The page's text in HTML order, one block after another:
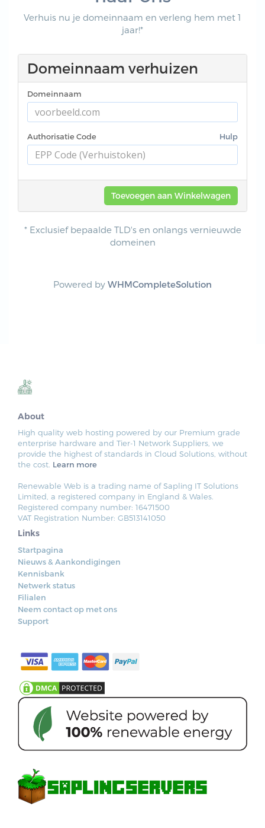
Verhuis nu je domeinnaam en verleng hem met 1
jaar!*
Domeinnaam verhuizen
Domeinnaam
Authorisatie Code Hulp
Toevoegen aan Winkelwagen
* Exclusief bepaalde TLD's en onlangs vernieuwde
domeinen
Powered by WHMCompleteSolution
About
High quality web hosting powered by our Premium grade
enterprise hardware and Tier-1 Network Suppliers, we
provide the highest of standards in Cloud Solutions, without
the cost. Learn more
Renewable Web is a trading name of Sapling IT Solutions
Limited, a registered company in England & Wales.
Registered company number: 16471500
VAT Registration Number: GB513141050
Links
Startpagina
Nieuws & Aankondigingen
Kennisbank
Netwerk status
Filialen
Neem contact op met ons
Support